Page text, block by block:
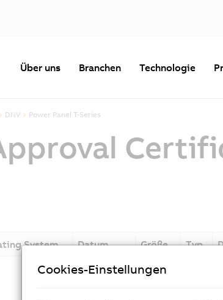
Über uns Branchen Technologie
DNV Power Panel T-Series
System Datum Größe Typ
18.06.2024 190 KB
Cookies-Einstellungen